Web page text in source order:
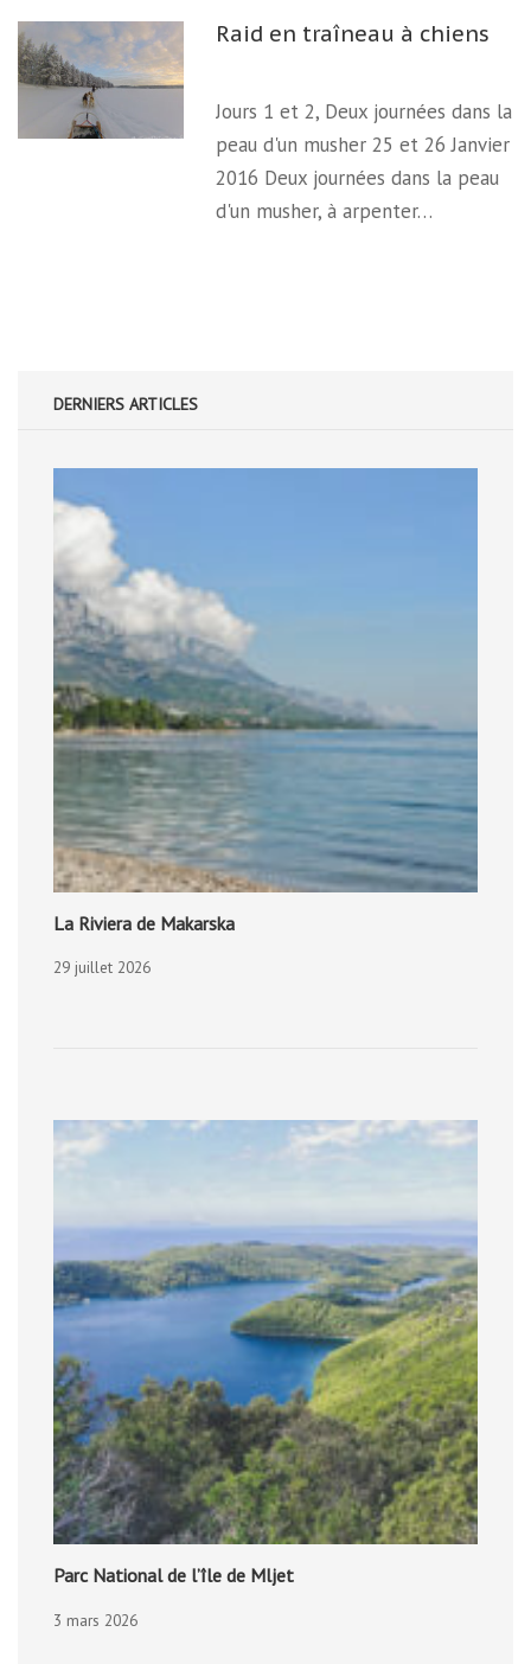
Raid en traîneau à chiens
Jours 1 et 2, Deux journées dans la
peau d'un musher 25 et 26 Janvier
2016 Deux journées dans la peau
d'un musher, à arpenter…
DERNIERS ARTICLES
La Riviera de Makarska
29 juillet 2026
Parc National de l’île de Mljet
3 mars 2026